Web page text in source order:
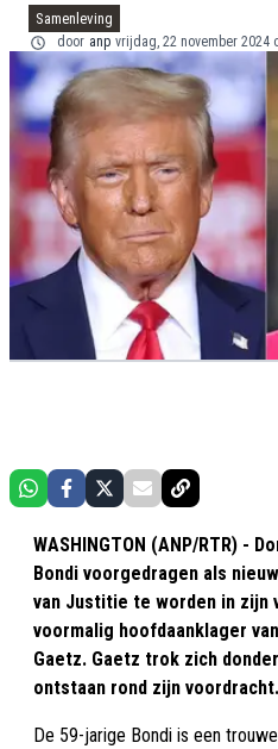
Samenleving
door anp vrijdag, 22 november 2024
WASHINGTON (ANP/RTR) -
Bondi voorgedragen als
van Justitie te worden in zijn
voormalig hoofdaanklager
Gaetz. Gaetz trok zich
ontstaan rond zijn voordracht.
De 59-jarige Bondi is een